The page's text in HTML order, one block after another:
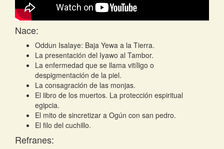
Nace:
Oddun Isalaye: Baja Yewa a la Tierra.
La presentación del Iyawo al Tambor.
La enfermedad que se llama vitíligo o
despigmentación de la piel.
La consagración de las monjas.
El libro de los muertos. La protección espiritual
egipcia.
El mito de sincretizar a Ogún con san pedro.
El filo del cuchillo.
Refranes: